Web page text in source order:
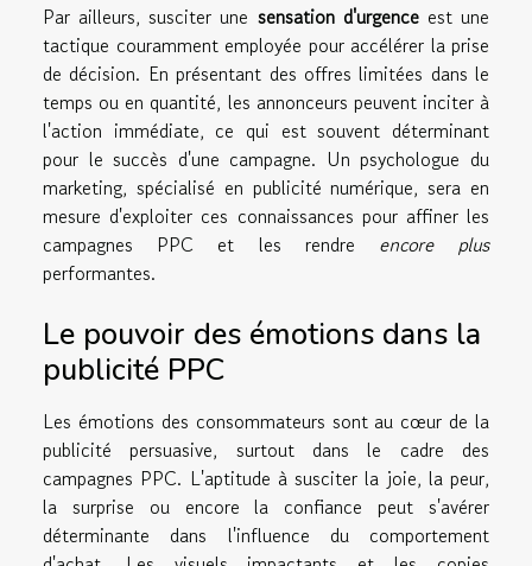
Par ailleurs, susciter une sensation d'urgenceest une
tactique couramment employée pour accélérer la prise
de décision. En présentant des offres limitées dans le
temps ou en quantité, les annonceurs peuvent inciter à
l'action immédiate, ce qui est souvent déterminant
pour le succès d'une campagne. Un psychologue du
marketing, spécialisé en publicité numérique, sera en
mesure d'exploiter ces connaissances pour affiner les
campagnes PPC et les rendre encore plus
performantes.
Le pouvoir des émotions dans la
publicité PPC
Les émotions des consommateurs sont au cœur de la
publicité persuasive, surtout dans le cadre des
campagnes PPC. L'aptitude à susciter la joie, la peur,
la surprise ou encore la confiance peut s'avérer
déterminante dans l'influence du comportement